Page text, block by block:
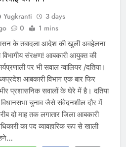
Yugkranti
3 days
0 1 mins
के तबादला आदेश की खुली अवहेलना
विभागीय संरक्षण! आबकारी आयुक्त की
पर भी सवाल ग्वालियर /दतिया।
आबकारी विभाग एक बार फिर
प्रशासनिक सवालों के घेरे में है। दतिया
चुनाव जैसे संवेदनशील दौर में
दो माह तक लगातार जिला आबकारी
का पद व्यावहारिक रूप से खाली